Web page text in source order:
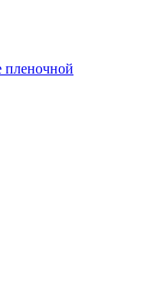
пленочной